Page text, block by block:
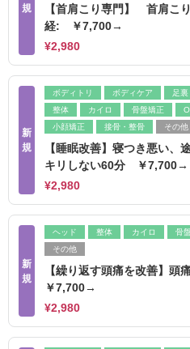
規
【首肩こり専門】 首肩こ
経: ￥7,700→
¥2,980
新
規
ボディトリ ボディケア 足
整体
カイロ 骨盤矯正
小顔矯正
接骨・整骨 その他
【睡眠改善】寝つき悪い、
キリしない60分 ￥7,700→
¥2,980
新
規
ヘッド 整体 カイロ 骨
その他
【繰り返す頭痛を改善】頭
￥7,700→
¥2,980